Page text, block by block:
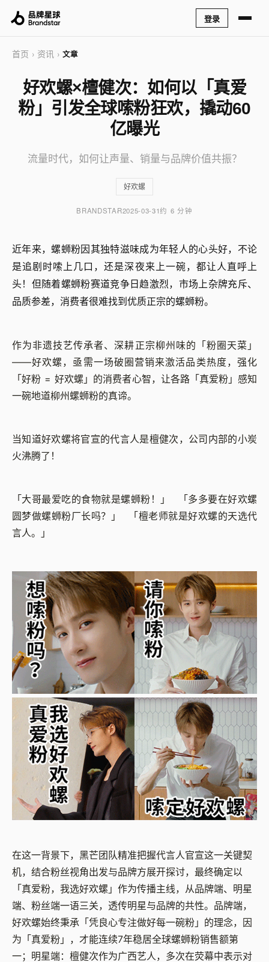
登录
首页 › 资讯 › 文章
好欢螺×檀健次：如何以「真爱
粉」引发全球嗦粉狂欢，撬动60
亿曝光
流量时代，如何让声量、销量与品牌价值共振？
好欢螺
BRANDSTAR2025-03-31约 6 分钟
近年来，螺蛳粉因其独特滋味成为年轻人的心头好，不论
是追剧时嗦上几口，还是深夜来上一碗，都让人直呼上
头！但随着螺蛳粉赛道竞争日趋激烈，市场上杂牌充斥、
品质参差，消费者很难找到优质正宗的螺蛳粉。
作为非遗技艺传承者、深耕正宗柳州味的「粉圈天菜」
——好欢螺，亟需一场破圈营销来激活品类热度，强化
「好粉 = 好欢螺」的消费者心智，让各路「真爱粉」感知
一碗地道柳州螺蛳粉的真谛。
当知道好欢螺将官宣的代言人是檀健次，公司内部的小炭
火沸腾了！
「大哥最爱吃的食物就是螺蛳粉！」
「多多要在好欢螺
圆梦做螺蛳粉厂长吗？」
「檀老师就是好欢螺的天选代
言人。」
在这一背景下，黑芒团队精准把握代言人官宣这一关键契
机，结合粉丝视角出发与品牌方展开探讨，最终确定以
「真爱粉，我选好欢螺」作为传播主线，从品牌端、明星
端、粉丝端一语三关，透传明星与品牌的共性。 品牌端，
好欢螺始终秉承「凭良心专注做好每一碗粉」的理念，因
为「真爱粉」，才能连续7年稳居全球螺蛳粉销售额第
一； 明星端：檀健次作为广西艺人，多次在荧幕中表示对